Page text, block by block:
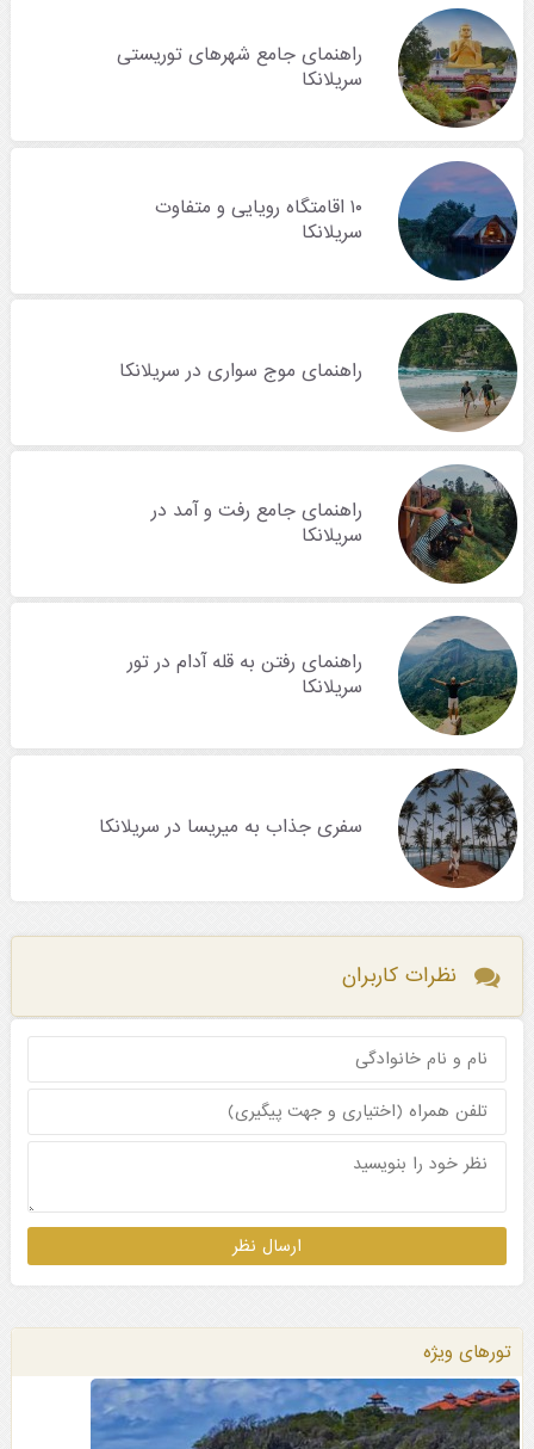
راهنمای جامع شهرهای توریستی
سریلانکا
۱۰ اقامتگاه رویایی و متفاوت
سریلانکا
راهنمای موج سواری در سریلانکا
راهنمای جامع رفت و آمد در
سریلانکا
راهنمای رفتن به قله آدام در تور
سریلانکا
سفری جذاب به میریسا در سریلانکا
نظرات کاربران
تورهای ویژه